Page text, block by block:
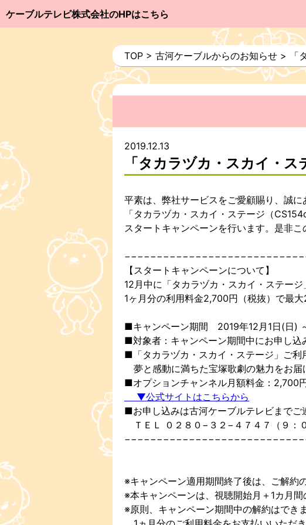
ケーブルテレビ株式会社のHPはこちら
TOP > 古河ケーブルからのお知らせ >
2019.12.13
「タカラヅカ・スカイ・
平素は、弊社サービスをご愛顧賜り、誠に
「タカラヅカ・スカイ・ステージ（
スタートキャンペーンを行います。是非こ
【スタートキャンペーンについて】
12月中に「タカラヅカ・スカイ・ステージ
1ヶ月分の利用料金2,700円（税抜）で最大
■キャンペーン期間 2019年12月1日(日)
■対象者：キャンペーン期間中にお申し込
■「タカラヅカ・スカイ・ステージ」ご利
夢と感動に満ちた宝塚歌劇の魅力をお届
■オプションチャンネル月額料金：2,700円
▼公式サイトはこちらから
■お申し込みは古河ケーブルテレビまでご
ＴＥＬ ０２８０−３２−４７４７（９：
※キャンペーン適用期間終了後は、ご解約
※本キャンペーンは、視聴開始月＋1カ月間
※原則、キャンペーン期間中の解約はでき